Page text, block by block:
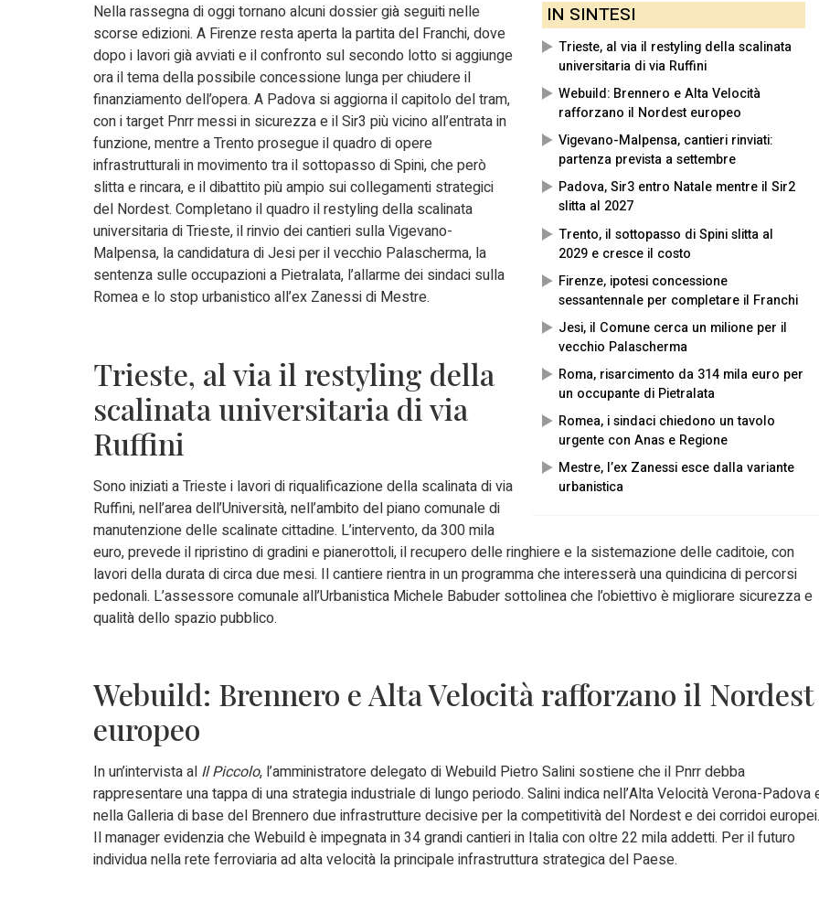
IN SINTESI
Trieste, al via il restyling della scalinata
universitaria di via Ruffini
Webuild: Brennero e Alta Velocità
rafforzano il Nordest europeo
Vigevano-Malpensa, cantieri rinviati:
partenza prevista a settembre
Padova, Sir3 entro Natale mentre il Sir2
slitta al 2027
Trento, il sottopasso di Spini slitta al
2029 e cresce il costo
Firenze, ipotesi concessione
sessantennale per completare il Franchi
Jesi, il Comune cerca un milione per il
vecchio Palascherma
Roma, risarcimento da 314 mila euro per
un occupante di Pietralata
Romea, i sindaci chiedono un tavolo
urgente con Anas e Regione
Mestre, l’ex Zanessi esce dalla variante
urbanistica
Nella rassegna di oggi tornano alcuni dossier già seguiti nelle
scorse edizioni. A Firenze resta aperta la partita del Franchi, dove
dopo i lavori già avviati e il confronto sul secondo lotto si aggiunge
ora il tema della possibile concessione lunga per chiudere il
finanziamento dell’opera. A Padova si aggiorna il capitolo del tram,
con i target Pnrr messi in sicurezza e il Sir3 più vicino all’entrata in
funzione, mentre a Trento prosegue il quadro di opere
infrastrutturali in movimento tra il sottopasso di Spini, che però
slitta e rincara, e il dibattito più ampio sui collegamenti strategici
del Nordest. Completano il quadro il restyling della scalinata
universitaria di Trieste, il rinvio dei cantieri sulla Vigevano-
Malpensa, la candidatura di Jesi per il vecchio Palascherma, la
sentenza sulle occupazioni a Pietralata, l’allarme dei sindaci sulla
Romea e lo stop urbanistico all’ex Zanessi di Mestre.
Trieste, al via il restyling della
scalinata universitaria di via
Ruffini
Sono iniziati a Trieste i lavori di riqualificazione della scalinata di via
Ruffini, nell’area dell’Università, nell’ambito del piano comunale di
manutenzione delle scalinate cittadine. L’intervento, da 300 mila
euro, prevede il ripristino di gradini e pianerottoli, il recupero delle ringhiere e la sistemazione delle caditoie, con
lavori della durata di circa due mesi. Il cantiere rientra in un programma che interesserà una quindicina di percorsi
pedonali. L’assessore comunale all’Urbanistica Michele Babuder sottolinea che l’obiettivo è migliorare sicurezza e
qualità dello spazio pubblico.
Webuild: Brennero e Alta Velocità rafforzano il Nordest
europeo
In un’intervista al Il Piccolo, l’amministratore delegato di Webuild Pietro Salini sostiene che il Pnrr debba
rappresentare una tappa di una strategia industriale di lungo periodo. Salini indica nell’Alta Velocità Verona-Padova
nella Galleria di base del Brennero due infrastrutture decisive per la competitività del Nordest e dei corridoi europei.
Il manager evidenzia che Webuild è impegnata in 34 grandi cantieri in Italia con oltre 22 mila addetti. Per il futuro
individua nella rete ferroviaria ad alta velocità la principale infrastruttura strategica del Paese.